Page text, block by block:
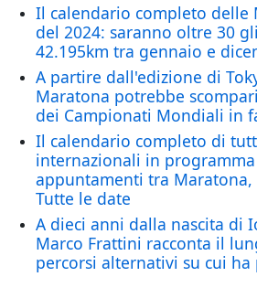
Il calendario completo delle
del 2024: saranno oltre 30
42.195km tra gennaio e
A partire dall'edizione di
Maratona potrebbe
dei Campionati Mondiali in
Il calendario completo di
internazionali in programma
appuntamenti tra Maratona,
Tutte le date
A dieci anni dalla nascita di
Marco Frattini racconta il
percorsi alternativi su cui